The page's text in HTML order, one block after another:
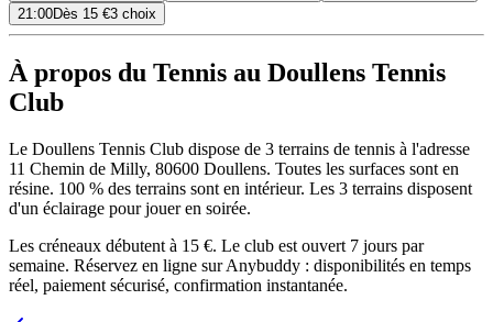
21:00Dès 15 €3 choix
À propos du Tennis au Doullens Tennis
Club
Le Doullens Tennis Club dispose de 3 terrains de tennis à l'adresse
11 Chemin de Milly, 80600 Doullens. Toutes les surfaces sont en
résine. 100 % des terrains sont en intérieur. Les 3 terrains disposent
d'un éclairage pour jouer en soirée.
Les créneaux débutent à 15 €. Le club est ouvert 7 jours par
semaine. Réservez en ligne sur Anybuddy : disponibilités en temps
réel, paiement sécurisé, confirmation instantanée.